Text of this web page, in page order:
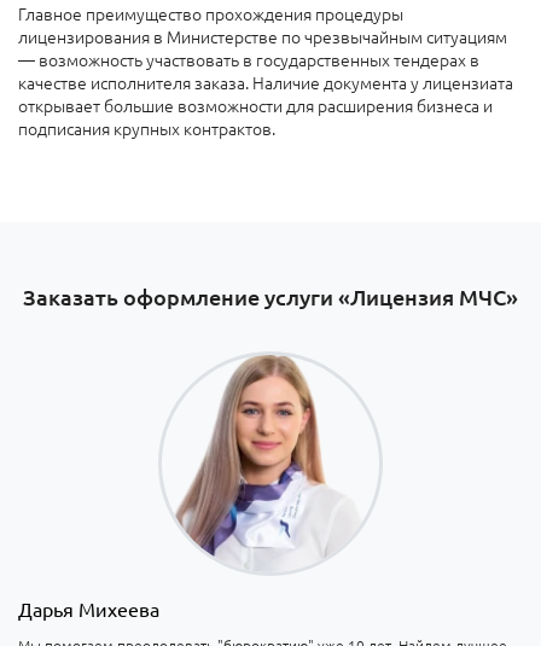
Главное преимущество прохождения процедуры
лицензирования в Министерстве по чрезвычайным ситуациям
— возможность участвовать в государственных тендерах в
качестве исполнителя заказа. Наличие документа у лицензиата
открывает большие возможности для расширения бизнеса и
подписания крупных контрактов.
Заказать оформление услуги «Лицензия МЧС»
Дарья Михеева